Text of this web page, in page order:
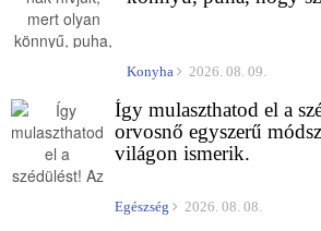
Konyha 2026. 08. 09.
Így mulaszthatod el a
orvosnő egyszerű
világon ismerik.
Egészség 2026. 08. 08.